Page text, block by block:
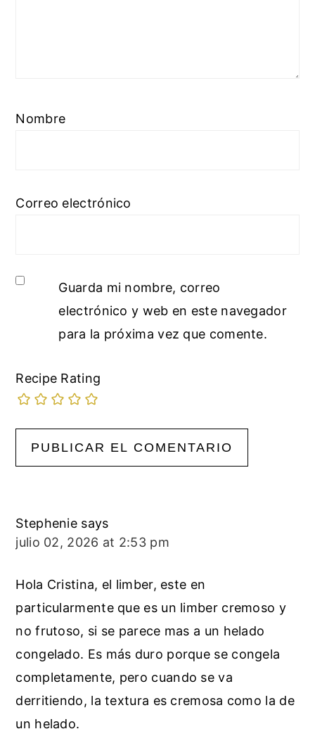
Nombre
Correo electrónico
Guarda mi nombre, correo
electrónico y web en este navegador
para la próxima vez que comente.
Recipe Rating
Stephenie says
julio 02, 2026 at 2:53 pm
Hola Cristina, el limber, este en
particularmente que es un limber cremoso y
no frutoso, si se parece mas a un helado
congelado. Es más duro porque se congela
completamente, pero cuando se va
derritiendo, la textura es cremosa como la de
un helado.